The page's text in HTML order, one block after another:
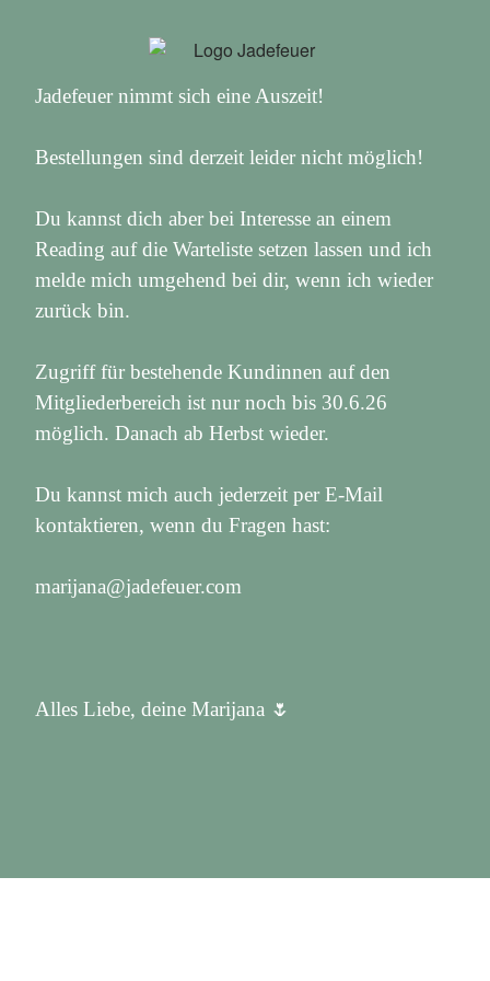
Jadefeuer nimmt sich eine Auszeit!
Bestellungen sind derzeit leider nicht möglich!
Du kannst dich aber bei Interesse an einem
Reading auf die Warteliste setzen lassen und ich
melde mich umgehend bei dir, wenn ich wieder
zurück bin.
Zugriff für bestehende Kundinnen auf den
Mitgliederbereich ist nur noch bis 30.6.26
möglich. Danach ab Herbst wieder.
Du kannst mich auch jederzeit per E-Mail
kontaktieren, wenn du Fragen hast:
marijana@jadefeuer.com
Alles Liebe, deine Marijana 🌷